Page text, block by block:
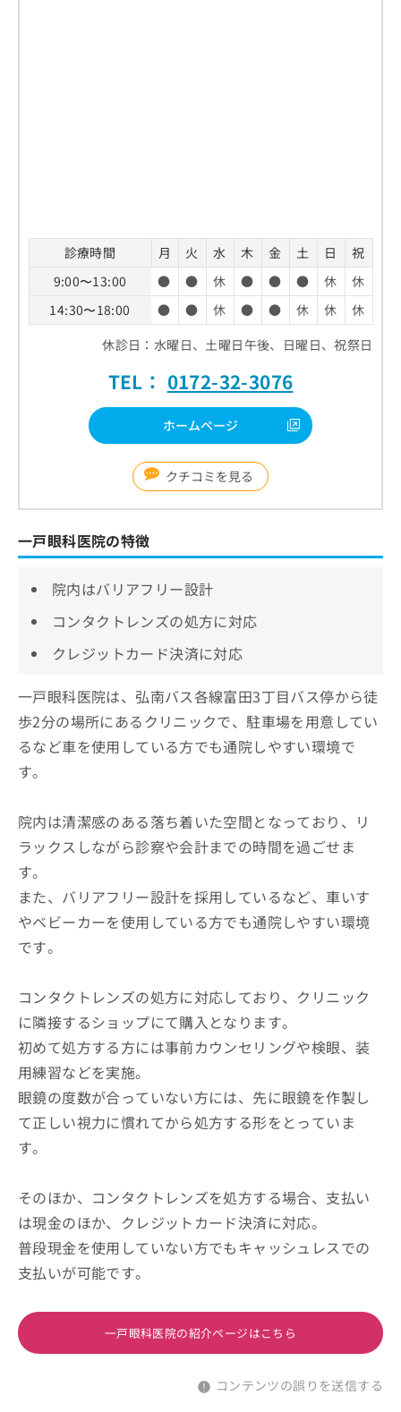
診療時間 月 火 水 木 金 土 日
祝
9:00〜13:00
● ● 休 ● ● ● 休
休
14:30〜18:00
● ● 休 ● ● 休 休
休
休診日：水曜日、土曜日午後、日曜日、祝祭日
TEL： 0172-32-3076
ホームページ
クチコミを見る
一戸眼科医院の特徴
院内はバリアフリー設計
コンタクトレンズの処方に対応
クレジットカード決済に対応
一戸眼科医院は、弘南バス各線富田3丁目バス停から徒
歩2分の場所にあるクリニックで、駐車場を用意してい
るなど車を使用している方でも通院しやすい環境で
す。
院内は清潔感のある落ち着いた空間となっており、リ
ラックスしながら診察や会計までの時間を過ごせま
す。
また、バリアフリー設計を採用しているなど、車いす
やベビーカーを使用している方でも通院しやすい環境
です。
コンタクトレンズの処方に対応しており、クリニック
に隣接するショップにて購入となります。
初めて処方する方には事前カウンセリングや検眼、装
用練習などを実施。
眼鏡の度数が合っていない方には、先に眼鏡を作製し
て正しい視力に慣れてから処方する形をとっていま
す。
そのほか、コンタクトレンズを処方する場合、支払い
は現金のほか、クレジットカード決済に対応。
普段現金を使用していない方でもキャッシュレスでの
支払いが可能です。
一戸眼科医院の紹介ページはこちら
コンテンツの誤りを送信する